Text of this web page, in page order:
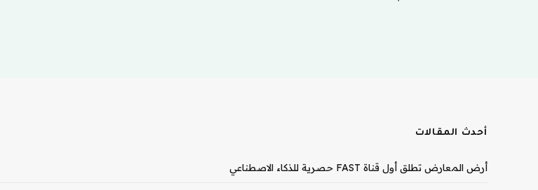
أحدث المقالات
أرض المعارض تطلق أول قناة FAST حصرية للذكاء الاصطناعي